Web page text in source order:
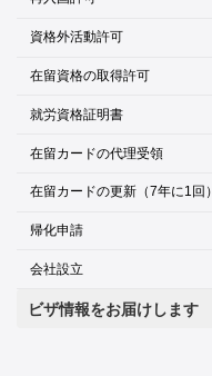
資格外活動許可
在留資格の取得許可
就労資格証明書
在留カードの代理受領
在留カードの更新（7年に1回）
帰化申請
会社設立
ビザ情報をお届けします